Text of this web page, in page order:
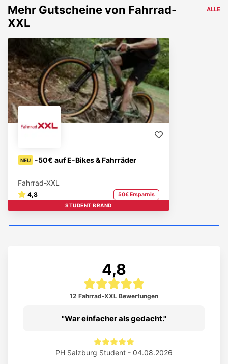
Mehr Gutscheine von Fahrrad-
XXL
ALLE
NEU -50€ auf E-Bikes & Fahrräder
Fahrrad-XXL
4,8 50€ Ersparnis
STUDENT BRAND
4,8
12 Fahrrad-XXL Bewertungen
War einfacher als gedacht.
PH Salzburg Student - 04.08.2026